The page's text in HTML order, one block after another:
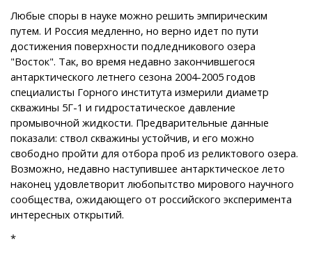
Любые споры в науке можно решить эмпирическим
путем. И Россия медленно, но верно идет по пути
достижения поверхности подледникового озера
"Восток". Так, во время недавно закончившегося
антарктического летнего сезона 2004-2005 годов
специалисты Горного института измерили диаметр
скважины 5Г-1 и гидростатическое давление
промывочной жидкости. Предварительные данные
показали: ствол скважины устойчив, и его можно
свободно пройти для отбора проб из реликтового озера.
Возможно, недавно наступившее антарктическое лето
наконец удовлетворит любопытство мирового научного
сообщества, ожидающего от российского эксперимента
интересных открытий.
*